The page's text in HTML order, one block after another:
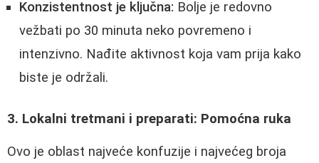
Konzistentnost je ključna: Bolje je redovno
vežbati po 30 minuta neko povremeno i
intenzivno. Nađite aktivnost koja vam prija kako
biste je održali.
3. Lokalni tretmani i preparati: Pomoćna ruka
Ovo je oblast najveće konfuzije i najvećeg broja